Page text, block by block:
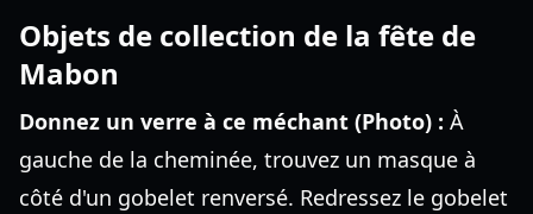
Objets de collection de la fête de
Mabon
Donnez un verre à ce méchant (Photo) : À
gauche de la cheminée, trouvez un masque à
côté d'un gobelet renversé. Redressez le gobelet